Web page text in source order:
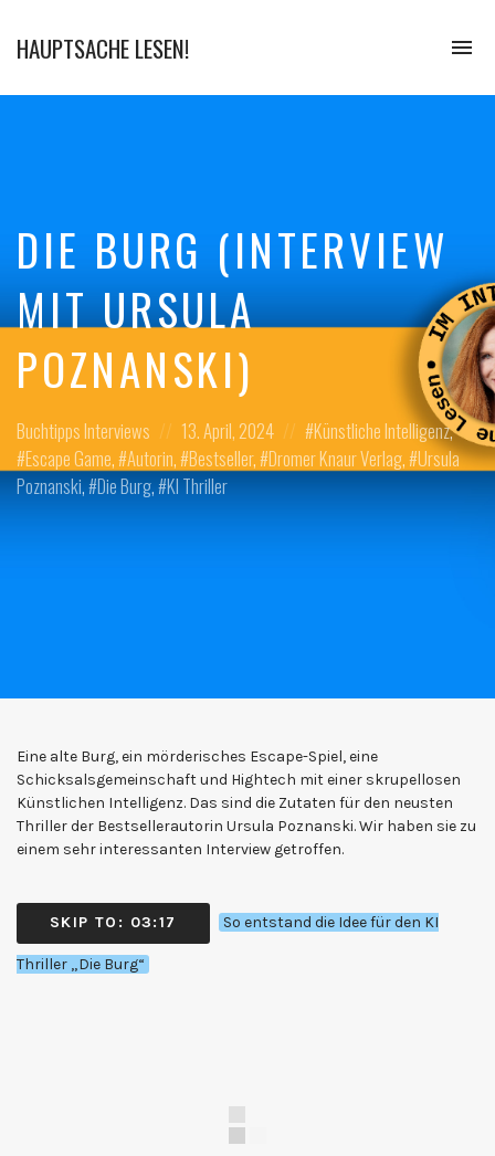
HAUPTSACHE LESEN!
Bücher
DIE BURG (INTERVIEW
MIT URSULA
POZNANSKI)
Posted
in:
BuchtippsInterviews
Posted
on
13. April, 2024
Posted
in:
Künstliche Intelligenz,
Escape Game, Autorin, Bestseller, Dromer Knaur Verlag, Ursula
Poznanski, Die Burg, KI Thriller
Eine alte Burg, ein mörderisches Escape-Spiel, eine
Schicksalsgemeinschaft und Hightech mit einer skrupellosen
Künstlichen Intelligenz. Das sind die Zutaten für den neusten
Thriller der Bestsellerautorin Ursula Poznanski. Wir haben sie zu
einem sehr interessanten Interview getroffen.
SKIP TO: 03:17 So entstand die Idee für den KI
Thriller „Die Burg“